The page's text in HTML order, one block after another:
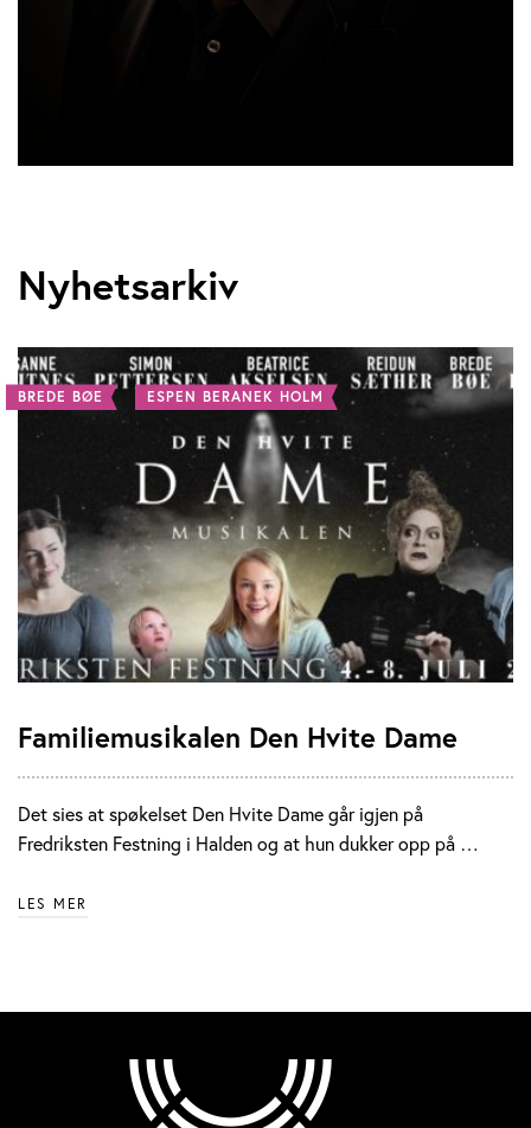
Nyhetsarkiv
BREDE BØE ESPEN BERANEK HOLM
Familiemusikalen Den Hvite Dame
Det sies at spøkelset Den Hvite Dame går igjen på
Fredriksten Festning i Halden og at hun dukker opp på …
LES MER